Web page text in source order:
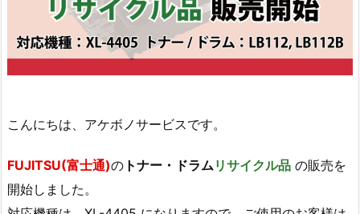
こんにちは、アケボノサービスです。
FUJITSU(富士通)の トナー・ドラムリサイクル品 の販売を
開始しました。